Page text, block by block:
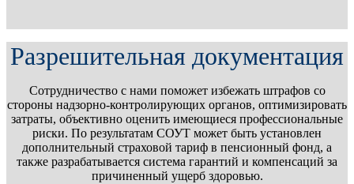
Разрешительная документация
Сотрудничество с нами поможет избежать штрафов со
стороны надзорно-контролирующих органов, оптимизировать
затраты, объективно оценить имеющиеся профессиональные
риски. По результатам СОУТ может быть установлен
дополнительный страховой тариф в пенсионный фонд, а
также разрабатывается система гарантий и компенсаций за
причиненный ущерб здоровью.